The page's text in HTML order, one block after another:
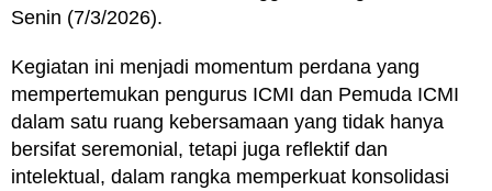
Senin (7/3/2026).
Kegiatan ini menjadi momentum perdana yang
mempertemukan pengurus ICMI dan Pemuda ICMI
dalam satu ruang kebersamaan yang tidak hanya
bersifat seremonial, tetapi juga reflektif dan
intelektual, dalam rangka memperkuat konsolidasi